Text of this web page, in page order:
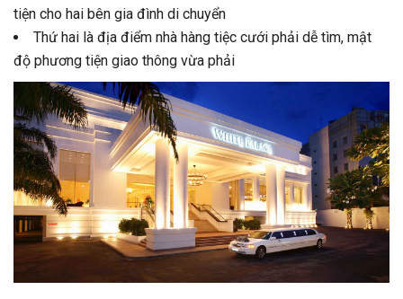
tiện cho hai bên gia đình di chuyển
Thứ hai là địa điểm nhà hàng tiệc cưới phải dễ tìm, mật
độ phương tiện giao thông vừa phải